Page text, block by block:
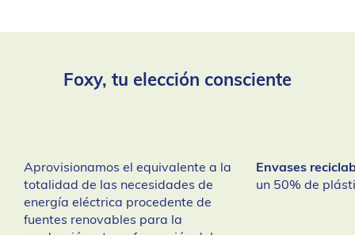
Foxy, tu elección consciente
Aprovisionamos el equivalente a la
totalidad de las necesidades de
energía eléctrica procedente de
fuentes renovables para la
Envases
un 50% de